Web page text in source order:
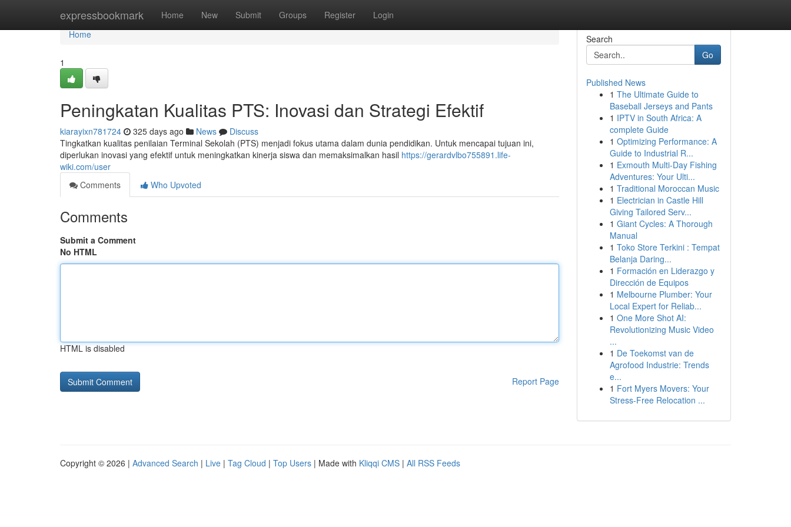
expressbookmark Home New Submit Groups Register Login
Home
Home
1
Peningkatan Kualitas PTS: Inovasi dan Strategi Efektif
kiarayixn781724 325 days ago News
Discuss
Tingkatkan kualitas penilaian Terminal Sekolah (PTS) menjadi fokus utama dalam dunia pendidikan. Untuk mencapai tujuan ini,
diperlukan inovasi yang efektif untuk meningkatkan kinerja siswa dan memaksimalkan hasil https://gerardvlbo755891.life-
wiki.com/user
Comments
Who Upvoted
Comments
Submit a Comment
No HTML
HTML is disabled
Report Page
Search
Go
Published News
1 The Ultimate Guide to
Baseball Jerseys and Pants
1 IPTV in South Africa: A
complete Guide
1 Optimizing Performance: A
Guide to Industrial R...
1 Exmouth Multi-Day Fishing
Adventures: Your Ulti...
1 Traditional Moroccan Music
1 Electrician in Castle Hill
Giving Tailored Serv...
1 Giant Cycles: A Thorough
Manual
1 Toko Store Terkini : Tempat
Belanja Daring...
1 Formación en Liderazgo y
Dirección de Equipos
1 Melbourne Plumber: Your
Local Expert for Reliab...
1 One More Shot AI:
Revolutionizing Music Video
...
1 De Toekomst van de
Agrofood Industrie: Trends
e...
1 Fort Myers Movers: Your
Stress-Free Relocation ...
Copyright © 2026 | Advanced Search | Live | Tag Cloud | Top Users | Made with Kliqqi CMS | All RSS Feeds